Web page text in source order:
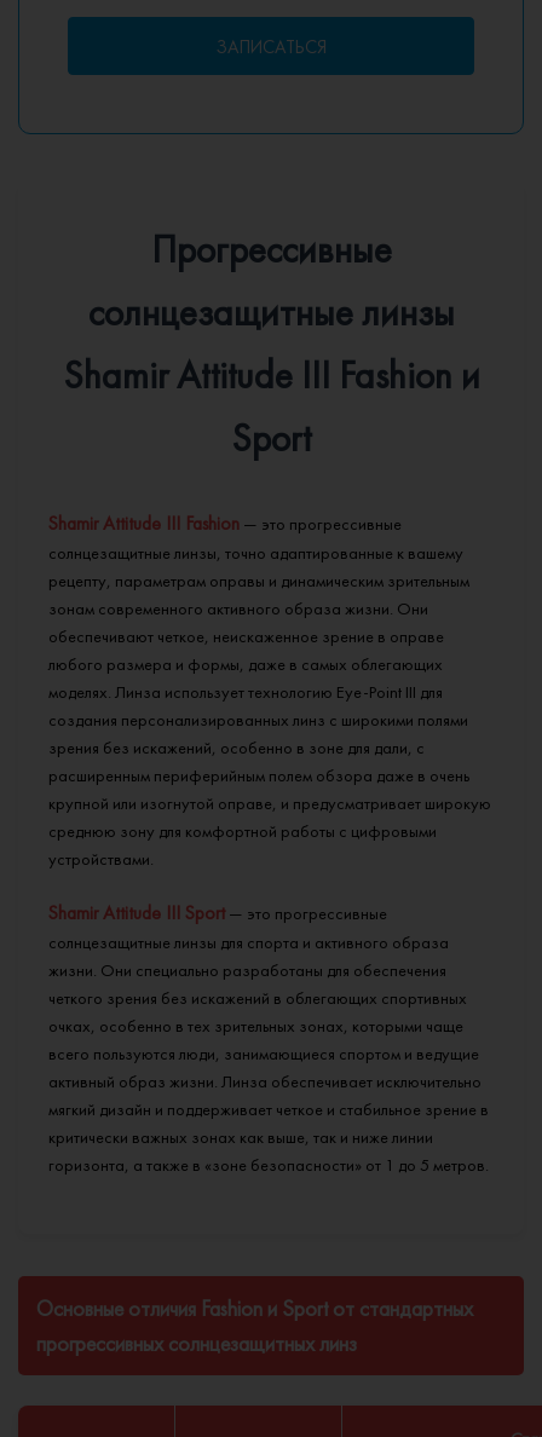
ЗАПИСАТЬСЯ
Прогрессивные
солнцезащитные линзы
Shamir Attitude III Fashion и
Sport
Shamir Attitude III Fashion — это прогрессивные
солнцезащитные линзы, точно адаптированные к вашему
рецепту, параметрам оправы и динамическим зрительным
зонам современного активного образа жизни. Они
обеспечивают четкое, неискаженное зрение в оправе
любого размера и формы, даже в самых облегающих
моделях. Линза использует технологию Eye-Point III для
создания персонализированных линз с широкими полями
зрения без искажений, особенно в зоне для дали, с
расширенным периферийным полем обзора даже в очень
крупной или изогнутой оправе, и предусматривает широкую
среднюю зону для комфортной работы с цифровыми
устройствами.
Shamir Attitude III Sport— это прогрессивные
солнцезащитные линзы для спорта и активного образа
жизни. Они специально разработаны для обеспечения
четкого зрения без искажений в облегающих спортивных
очках, особенно в тех зрительных зонах, которыми чаще
всего пользуются люди, занимающиеся спортом и ведущие
активный образ жизни. Линза обеспечивает исключительно
мягкий дизайн и поддерживает четкое и стабильное зрение в
критически важных зонах как выше, так и ниже линии
горизонта, а также в «зоне безопасности» от 1 до 5 метров.
Основные отличия Fashion и Sport от стандартных
прогрессивных солнцезащитных линз